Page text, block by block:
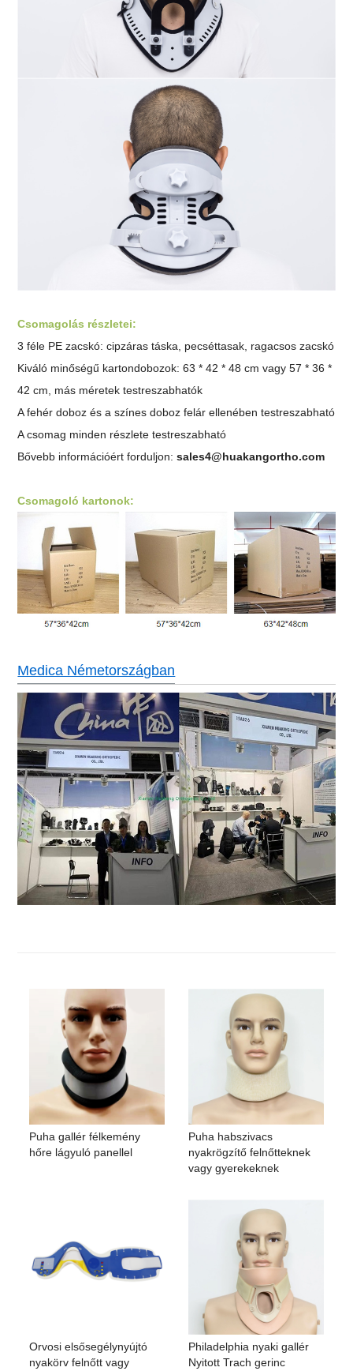
Csomagolás részletei:
3 féle PE zacskó: cipzáras táska, pecséttasak, ragacsos zacskó
Kiváló minőségű kartondobozok: 63 * 42 * 48 cm vagy 57 * 36 *
42 cm, más méretek testreszabhatók
A fehér doboz és a színes doboz felár ellenében testreszabható
A csomag minden részlete testreszabható
Bővebb információért forduljon:sales4@huakangortho.com
Csomagoló kartonok:
Medica Németországban
Puha gallér félkemény
hőre lágyuló panellel
Puha habszivacs
nyakrögzítő felnőtteknek
vagy gyerekeknek
Orvosi elsősegélynyújtó
nyakörv felnőtt vagy
Philadelphia nyaki gallér
Nyitott Trach gerinc